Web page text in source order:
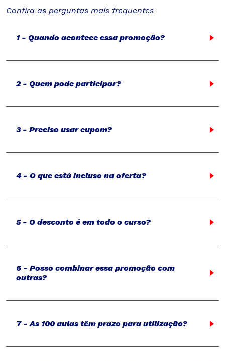
Confira as perguntas mais frequentes
1 - Quando acontece essa promoção?
2 - Quem pode participar?
3 - Preciso usar cupom?
4 - O que está incluso na oferta?
5 - O desconto é em todo o curso?
6 - Posso combinar essa promoção com
outras?
7 - As 100 aulas têm prazo para utilização?